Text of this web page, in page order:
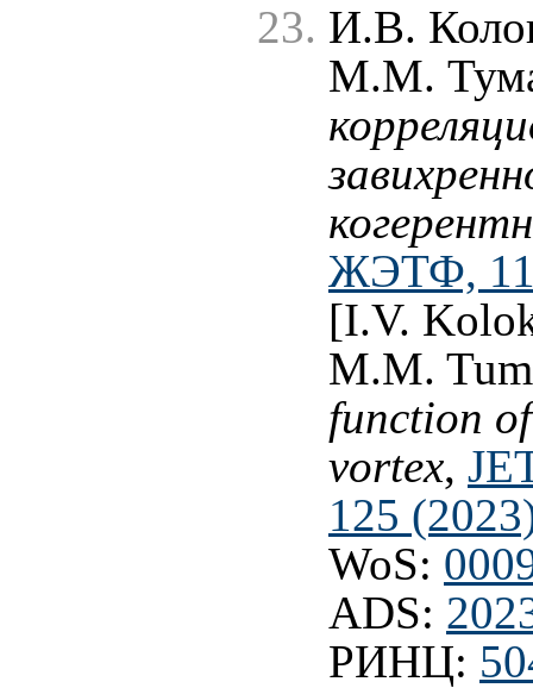
И.В.
М.М.
ЖЭТФ,
[I.V.
M.M.
function
vortex,
125
WoS:
ADS:
РИНЦ: